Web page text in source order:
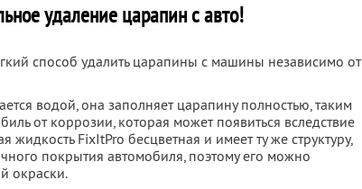
удаление царапин с авто!
способ удалить царапины с машины независимо от
водой, она заполняет царапину полностью, таким
от коррозии, которая может появиться вследствие
FixItPro бесцветная и имеет ту же структуру,
покрытия автомобиля, поэтому его можно
окраски.